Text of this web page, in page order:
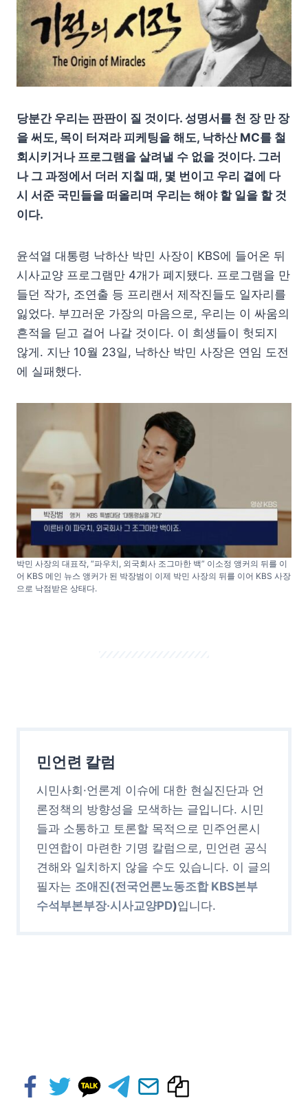
당분간 우리는 판판이 질 것이다. 성명서를 천 장 만 장
을 써도, 목이 터져라 피케팅을 해도, 낙하산 MC를 철
회시키거나 프로그램을 살려낼 수 없을 것이다. 그러
나 그 과정에서 더러 지칠 때, 몇 번이고 우리 곁에 다
시 서준 국민들을 떠올리며 우리는 해야 할 일을 할 것
이다.
윤석열 대통령 낙하산 박민 사장이 KBS에 들어온 뒤
시사교양 프로그램만 4개가 폐지됐다. 프로그램을 만
들던 작가, 조연출 등 프리랜서 제작진들도 일자리를
잃었다. 부끄러운 가장의 마음으로, 우리는 이 싸움의
흔적을 딛고 걸어 나갈 것이다. 이 희생들이 헛되지
않게. 지난 10월 23일, 낙하산 박민 사장은 연임 도전
에 실패했다.
박민 사장의 대표작, “파우치, 외국회사 조그마한 백” 이소정 앵커의 뒤를 이
어 KBS 메인 뉴스 앵커가 된 박장범이 이제 박민 사장의 뒤를 이어 KBS 사장
으로 낙점받은 상태다.
민언련 칼럼
시민사회·언론계 이슈에 대한 현실진단과 언
론정책의 방향성을 모색하는 글입니다. 시민
들과 소통하고 토론할 목적으로 민주언론시
민연합이 마련한 기명 칼럼으로, 민언련 공식
견해와 일치하지 않을 수도 있습니다. 이 글의
필자는 조애진(전국언론노동조합 KBS본부
수석부본부장·시사교양PD)입니다.